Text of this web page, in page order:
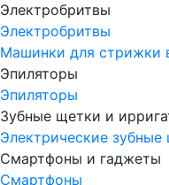
Электробритвы
Электробритвы
Машинки для стрижки
Эпиляторы
Эпиляторы
Зубные щетки и
Электрические зубные
Смартфоны и гаджеты
Смартфоны